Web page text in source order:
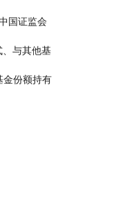
向中国证监会
式、与其他基
基金份额持有